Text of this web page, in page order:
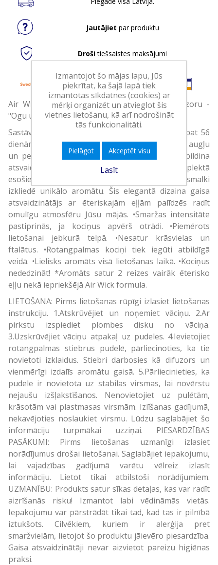
Jautājiet par produktu
Drošitiešsaistes maksājumi
Air Wick gaisa atsvaidzinātājs ar stiebru difuzoru -
"Ogu un persiku ziedu" aromāts, 42 ml.
Sastāvā 2x vairāk ēterisko eļļu*. Aromāts līdz pat 56
dienām! Atsvaidzinošs aromātāts, ko rada aveņu, augļu
un persiku ziedu aromātu kombinācija, ko papildina
atsvaidzinošas citrusaugļu un vaniļas notis. Komplektā
esošie kociņi, kas izgatavoti no rotangpalmas, smalki
izkliedē unikālo aromātu. Šis elegantā dizaina gaisa
atsvaidzinātājs ar ēteriskajām eļļām palīdzēs radīt
omulīgu atmosfēru Jūsu mājās. •Smaržas intensitāte
pastiprinās, ja kociņus apvērš otrādi. •Piemērots
lietošanai jebkurā telpā. •Nesatur krāsvielas un
ftalātus. •Rotangpalmas kociņi tiek iegūti atbildīgā
veidā. •Lielisks aromāts visā lietošanas laikā. •Kociņus
nededzināt! *Aromāts satur 2 reizes vairāk ēterisko
eļļu nekā iepriekšējā Air Wick formula.
LIETOŠANA: Pirms lietošanas rūpīgi izlasiet lietošanas
instrukciju. 1.Atskrūvējiet un noņemiet vāciņu. 2.Ar
pirkstu izspiediet plombes disku no vāciņa.
3.Uzskrūvējiet vāciņu atpakaļ uz pudeles. 4.Ievietojiet
rotangpalmas stiebrus pudelē, pārliecinoties, ka tie
novietoti izklaidus. Stiebri darbosies kā difuzors un
vienmērīgi izdalīs aromātu gaisā. 5.Pārliecinieties, ka
pudele ir novietota uz stabilas virsmas, lai novērstu
nejaušu izšļakstīšanos. Nenovietojiet uz pulētām,
krāsotām vai plastmasas virsmām. Izlīšanas gadījumā,
nekavējoties noslaukiet virsmu. Lūdzu saglabājiet šo
informāciju turpmākai uzziņai. PIESARDZĪBAS
PASĀKUMI: Pirms lietošanas uzmanīgi izlasiet
norādījumus drošai lietošanai. Saglabājiet iepakojumu,
lai vajadzības gadījumā varētu vēlreiz izlasīt
informāciju. Lietot tikai atbilstoši norādījumiem.
UZMANĪBU: Produkts satur sīkas detaļas, kas var radīt
aizrīšanās risku! Izmantot labi vēdināmās vietās.
Iepakojumu var pārstrādāt tikai tad, kad tas ir pilnībā
iztukšots. Cilvēkiem, kuriem ir alerģija pret
smaržvielām, lietojot šo produktu jāievēro piesardzība.
Gaisa atsvaidzinātāji nevar aizvietot pareizu higiēnas
praksi.
Izmantojot šo mājas lapu, Jūs
piekrītat, ka šajā lapā tiek
izmantotas sīkdatnes (cookies) ar
mērķi organizēt un atvieglot šis
vietnes lietošanu, kā arī nodrošināt
tās funkcionalitāti.
Pielāgot Akceptēt visu
Lasīt